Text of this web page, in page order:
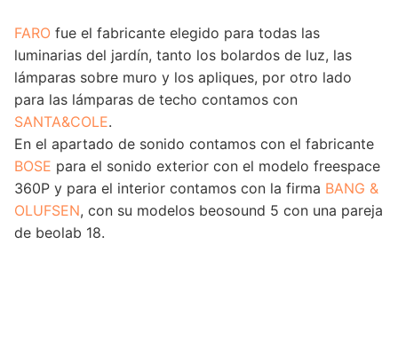
FARO fue el fabricante elegido para todas las
luminarias del jardín, tanto los bolardos de luz, las
lámparas sobre muro y los apliques, por otro lado
para las lámparas de techo contamos con
SANTA&COLE.
En el apartado de sonido contamos con el fabricante
BOSE para el sonido exterior con el modelo freespace
360P y para el interior contamos con la firma BANG &
OLUFSEN, con su modelos beosound 5 con una pareja
de beolab 18.